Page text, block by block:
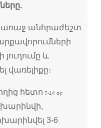
առաջ անհրաժեշտ
և
վառելիքը։
հետո 7-14 օր
3-6